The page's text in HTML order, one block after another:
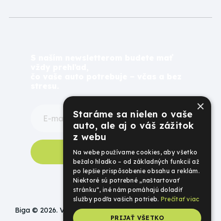
Odoberať newsletter
Biga © 2026. Všetky práva vyhradené.
×
Staráme sa nielen o vaše
auto, ale aj o váš zážitok
z webu
Na webe používame cookies, aby všetko
bežalo hladko – od základných funkcií až
po lepšie prispôsobenie obsahu a reklám.
Niektoré sú potrebné „naštartovať
stránku“, iné nám pomáhajú doladiť
služby podľa vašich potrieb. Prečítať viac
PRIJAŤ VŠETKO